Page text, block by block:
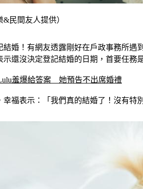
民間友人提供）
婚！有網友透露剛好在戶政事務所
還沒決定登記結婚的日期，首要任
羞爆給答案　她預告不出席婚禮
福表示：「我們真的結婚了！沒有